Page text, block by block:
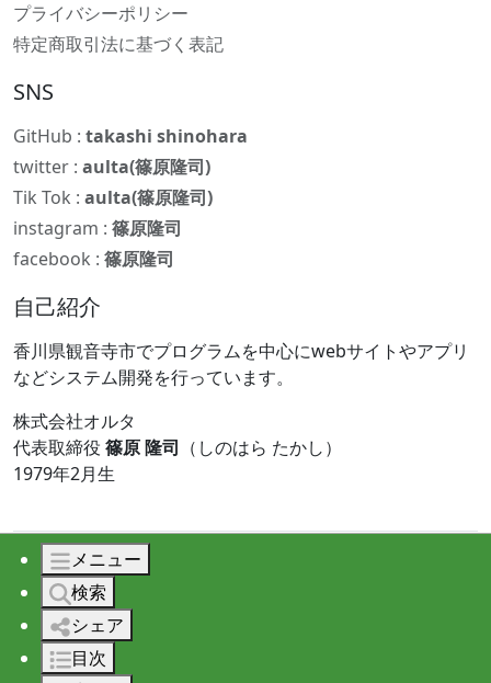
プライバシーポリシー
特定商取引法に基づく表記
SNS
GitHub : takashi shinohara
twitter : aulta(篠原隆司)
Tik Tok : aulta(篠原隆司)
instagram : 篠原隆司
facebook : 篠原隆司
自己紹介
香川県観音寺市でプログラムを中心にwebサイトやアプリ
などシステム開発を行っています。
株式会社オルタ
代表取締役 篠原 隆司 （しのはら たかし）
1979年2月生
© 2026 株式会社オルタ All rights reserved.
メニュー
検索
シェア
目次